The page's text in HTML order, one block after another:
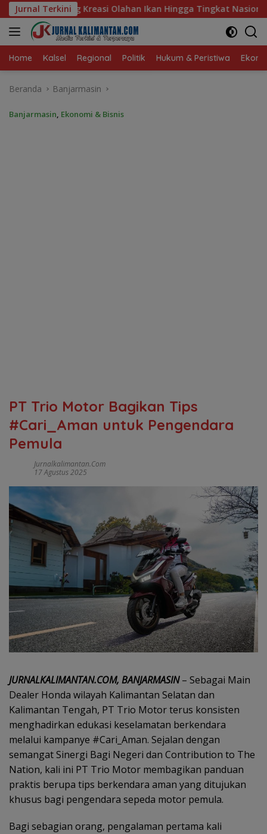
Langsung
ke
konten
Jurnal Terkini
Ikan Hingga Tingkat Nasional Pada Lomba Masak Serba Ikan
Home Kalsel Regional Politik Hukum & Peristiwa
Beranda Banjarmasin
Banjarmasin, Ekonomi & Bisnis
PT Trio Motor Bagikan Tips
#Cari_Aman untuk Pengendara
Pemula
Jurnalkalimantan.com
17 Agustus 2025
JURNALKALIMANTAN.COM, BANJARMASIN– Sebagai Main
Dealer Honda wilayah Kalimantan Selatan dan
Kalimantan Tengah, PT Trio Motor terus konsisten
menghadirkan edukasi keselamatan berkendara
melalui kampanye #Cari_Aman. Sejalan dengan
semangat Sinergi Bagi Negeri dan Contribution to The
Nation, kali ini PT Trio Motor membagikan panduan
praktis berupa tips berkendara aman yang ditujukan
khusus bagi pengendara sepeda motor pemula.
Bagi sebagian orang, pengalaman pertama kali